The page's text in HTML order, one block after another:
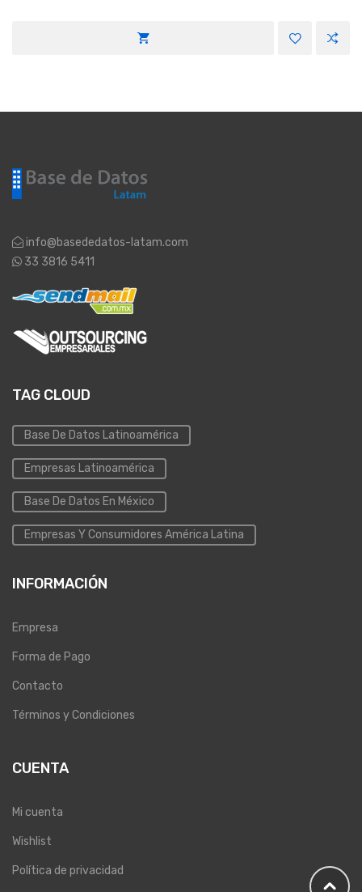
info@basededatos-latam.com
33 3816 5411
TAG CLOUD
Base De Datos Latinoamérica
Empresas Latinoamérica
Base De Datos En México
Empresas Y Consumidores América Latina
INFORMACIÓN
Empresa
Forma de Pago
Contacto
Términos y Condiciones
CUENTA
Mi cuenta
Wishlist
Política de privacidad